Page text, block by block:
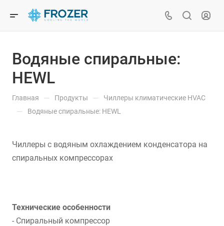
Водяные cпиральные:
HEWL
Главная — Продукты — Чиллеры климатические HVAC
— Водяные cпиральные: HEWL
Чиллеры с водяным охлаждением конденсатора на
спиральных компрессорах
Технические особенности
- Спиральный компрессор